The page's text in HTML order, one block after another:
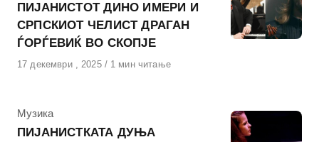
ПИЈАНИСТОТ ДИНО ИМЕРИ И
СРПСКИОТ ЧЕЛИСТ ДРАГАН
ЃОРЃЕВИЌ ВО СКОПЈЕ
Објавено
17 декември , 2025 1 мин читање
КАтегорија
Музика
ПИЈАНИСТКАТА ДУЊА